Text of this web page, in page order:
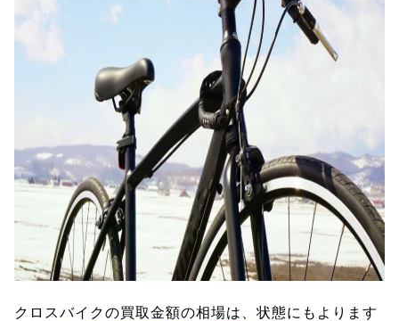
クロスバイクの買取金額の相場は、状態にもよります